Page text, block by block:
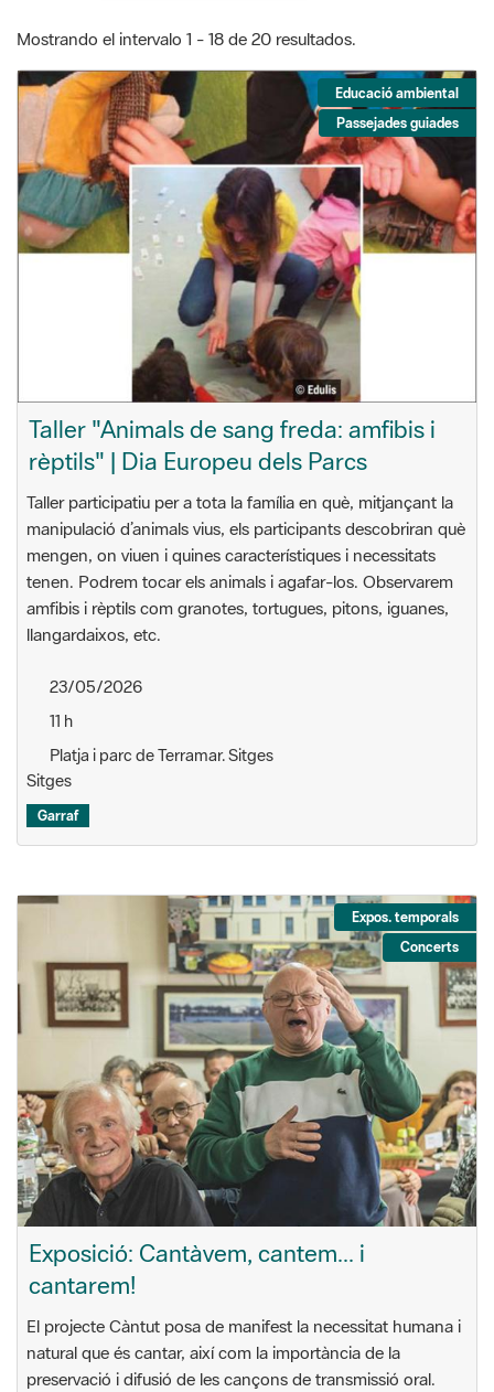
Mostrando el intervalo 1 - 18 de 20 resultados.
Educació ambiental
Passejades guiades
Taller "Animals de sang freda: amfibis i
rèptils" | Dia Europeu dels Parcs
Taller participatiu per a tota la família en què, mitjançant la
manipulació d’animals vius, els participants descobriran què
mengen, on viuen i quines característiques i necessitats
tenen. Podrem tocar els animals i agafar-los. Observarem
amfibis i rèptils com granotes, tortugues, pitons, iguanes,
llangardaixos, etc.
23/05/2026
11 h
Platja i parc de Terramar. Sitges
Sitges
Garraf
Expos. temporals
Concerts
Exposició: Cantàvem, cantem... i
cantarem!
El projecte Càntut posa de manifest la necessitat humana i
natural que és cantar, així com la importància de la
preservació i difusió de les cançons de transmissió oral.